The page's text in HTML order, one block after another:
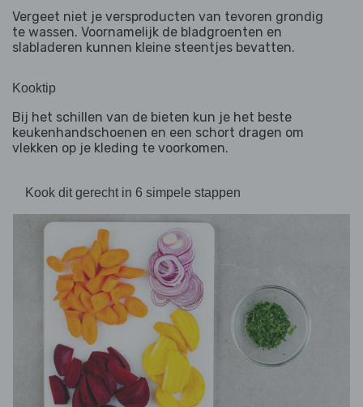
Vergeet niet je versproducten van tevoren grondig
te wassen. Voornamelijk de bladgroenten en
slabladeren kunnen kleine steentjes bevatten.
Kooktip
Bij het schillen van de bieten kun je het beste
keukenhandschoenen en een schort dragen om
vlekken op je kleding te voorkomen.
Kook dit gerecht in 6 simpele stappen